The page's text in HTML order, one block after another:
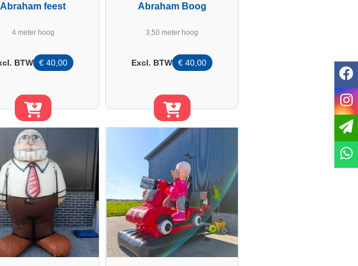
Abraham feest
4 meter hoog
€ 40,00
BTW
Abraham Boog
3,50 meter hoog
€ 40,00
Excl. BTW